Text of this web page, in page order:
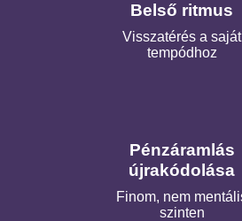
Belső ritmus
Visszatérés a saját
tempódhoz
Pénzáramlás
újrakódolása
Finom, nem
szinten